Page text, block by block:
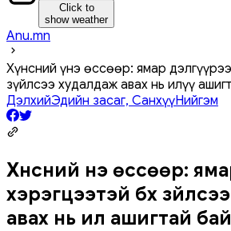
Click to
show weather
Anu.mn
Хүнсний үнэ өссөөр: ямар
зүйлсээ худалдаж авах нь илүү
ДэлхийЭдийн засаг, СанхүүНийгэм
Хүнсний үнэ өссөөр:
хэрэгцээтэй бүх
авах нь илүү ашигтай